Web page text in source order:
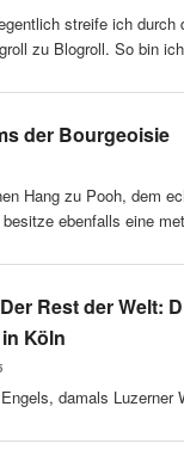
streife ich durch
zu Blogroll. So bin
der Bourgeoisie
Hang zu Pooh, dem
besitze ebenfalls eine
Der Rest der Welt:
Köln
damals Luzerner